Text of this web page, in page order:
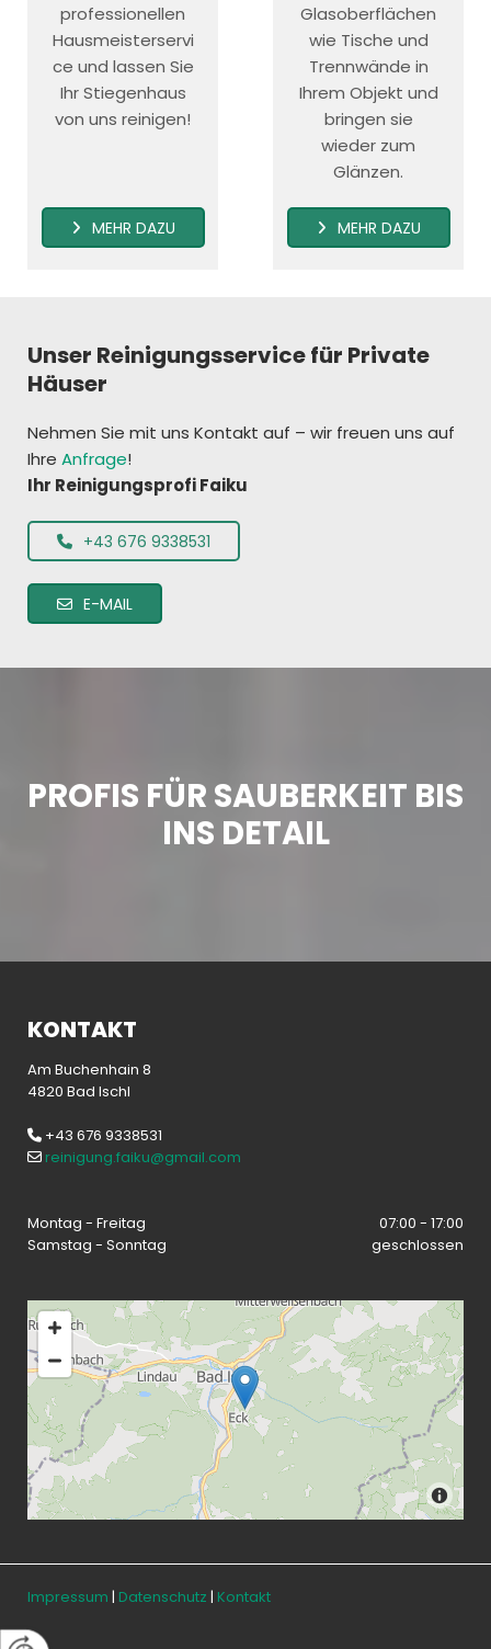
professionellen
Hausmeisterservi
ce und lassen Sie
Ihr Stiegenhaus
von uns reinigen!
MEHR DAZU
Glasoberflächen
wie Tische und
Trennwände in
Ihrem Objekt und
bringen sie
wieder zum
Glänzen.
MEHR DAZU
Unser Reinigungsservice für Private
Häuser
Nehmen Sie mit uns Kontakt auf – wir freuen uns auf
Ihre Anfrage!
Ihr Reinigungsprofi Faiku
+43 676 9338531
E-MAIL
PROFIS FÜR SAUBERKEIT BIS
INS DETAIL
KONTAKT
Am Buchenhain 8
4820 Bad Ischl
 +43 676 9338531
 reinigung.faiku@gmail.com
Montag - Freitag
07:00 - 17:00
Samstag - Sonntag
geschlossen
Impressum | Datenschutz | Kontakt